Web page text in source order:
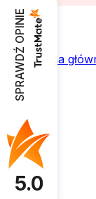
Strona
SPRAWDŹ OPINIE
5.0